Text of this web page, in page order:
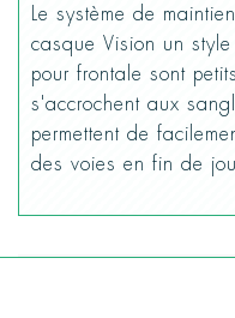
Le système de
casque Vision un
pour frontale sont
s'accrochent aux
permettent de
des voies en fin de